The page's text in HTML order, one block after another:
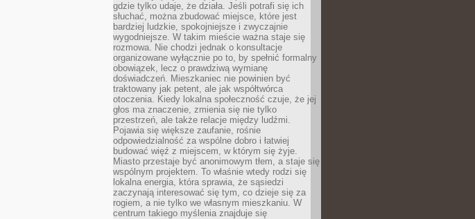
gdzie tylko udaje, że działa. Jeśli potrafi się ich
słuchać, można zbudować miejsce, które jest
bardziej ludzkie, spokojniejsze i zwyczajnie
wygodniejsze. W takim mieście ważna staje się
rozmowa. Nie chodzi jednak o konsultacje
organizowane wyłącznie po to, by spełnić formalny
obowiązek, lecz o prawdziwą wymianę
doświadczeń. Mieszkaniec nie powinien być
traktowany jak petent, ale jak współtwórca
otoczenia. Kiedy lokalna społeczność czuje, że jej
głos ma znaczenie, zmienia się nie tylko
przestrzeń, ale także relacje między ludźmi.
Pojawia się większe zaufanie, rośnie
odpowiedzialność za wspólne dobro i łatwiej
budować więź z miejscem, w którym się żyje.
Miasto przestaje być anonimowym tłem, a staje się
wspólnym projektem. To właśnie wtedy rodzi się
lokalna energia, która sprawia, że sąsiedzi
zaczynają interesować się tym, co dzieje się za
rogiem, a nie tylko we własnym mieszkaniu. W
centrum takiego myślenia znajduje się